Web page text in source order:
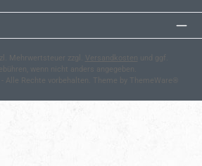
Mehrwertsteuer zzgl. Versandkosten
und ggf.
wenn nicht anders angegeben.
- Alle Rechte vorbehalten. Theme by
ThemeWare®